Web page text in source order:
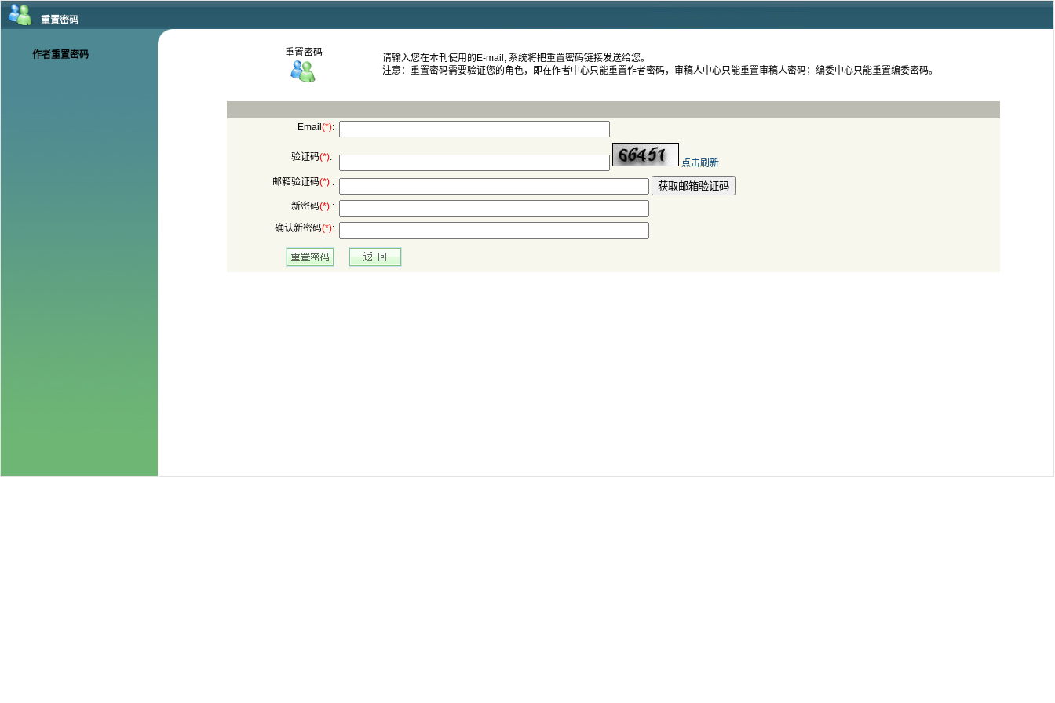
注意：重置密码需要验证您的角色，即在作者中心只能重置作者密码，审稿人中心只能重置审稿人密码；编委中心只能重置编委密码。
:
:
: 获取邮箱验证码
:
: